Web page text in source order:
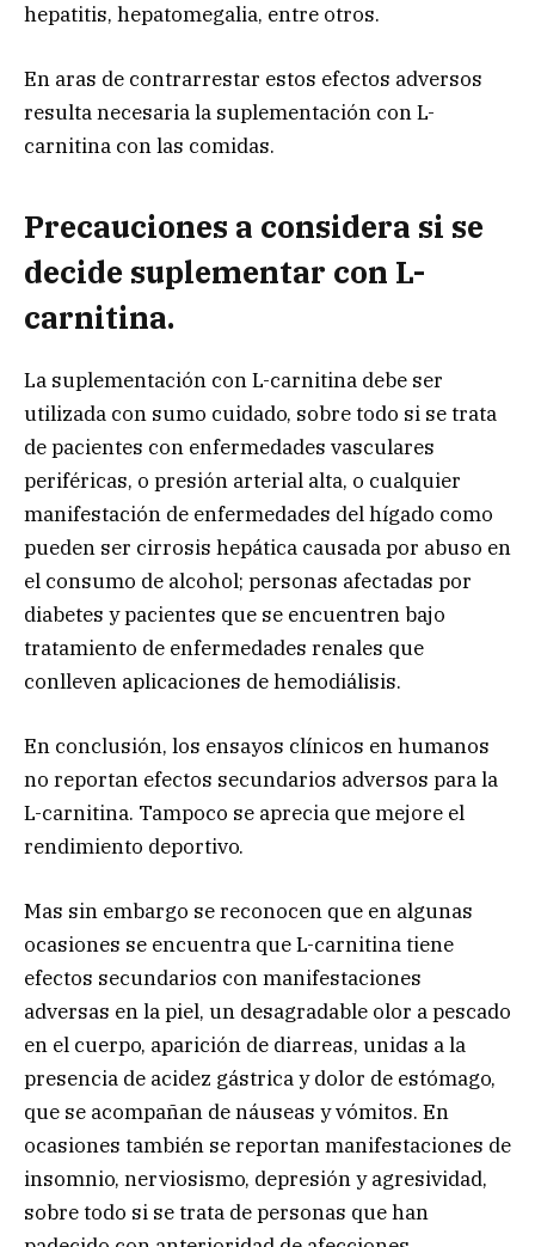
hepatitis, hepatomegalia, entre otros.
En aras de contrarrestar estos efectos adversos
resulta necesaria la suplementación con L-
carnitina con las comidas.
Precauciones a considera si se
decide suplementar con L-
carnitina.
La suplementación con L-carnitina debe ser
utilizada con sumo cuidado, sobre todo si se trata
de pacientes con enfermedades vasculares
periféricas, o presión arterial alta, o cualquier
manifestación de enfermedades del hígado como
pueden ser cirrosis hepática causada por abuso en
el consumo de alcohol; personas afectadas por
diabetes y pacientes que se encuentren bajo
tratamiento de enfermedades renales que
conlleven aplicaciones de hemodiálisis.
En conclusión, los ensayos clínicos en humanos
no reportan efectos secundarios adversos para la
L-carnitina. Tampoco se aprecia que mejore el
rendimiento deportivo.
Mas sin embargo se reconocen que en algunas
ocasiones se encuentra que L-carnitina tiene
efectos secundarios con manifestaciones
adversas en la piel, un desagradable olor a pescado
en el cuerpo, aparición de diarreas, unidas a la
presencia de acidez gástrica y dolor de estómago,
que se acompañan de náuseas y vómitos. En
ocasiones también se reportan manifestaciones de
insomnio, nerviosismo, depresión y agresividad,
sobre todo si se trata de personas que han